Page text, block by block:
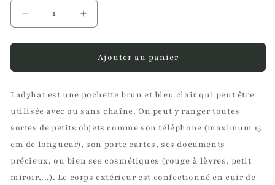
Réduire
la
quantité
Pochette
Augmenter
la
quantité
Pochette
Ajouter au panier
Ladyhat est une pochette brun et bleu clair qui peut être
utilisée avec ou sans chaîne. On peut y ranger toutes
sortes de petits objets comme son téléphone (maximum 15
cm de longueur), son porte cartes, ses documents
précieux, ou bien ses cosmétiques (rouge à lèvres, petit
miroir,...). Le corps extérieur est confectionné en cuir de